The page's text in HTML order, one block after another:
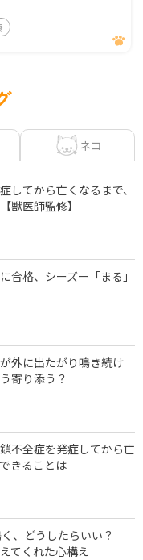
ネコ
てから亡くなるまで、
獣医師監修】
合格、シーズー「まる」
外に出たがり鳴き続け
寄り添う？
不全症を発症してから亡
きることは
、どうしたらいい？
てくれた心構え